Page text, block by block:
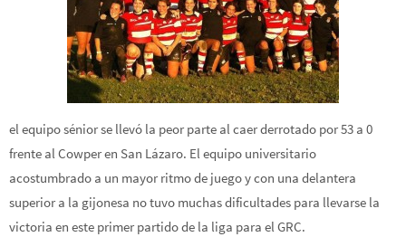
el equipo sénior se llevó la peor parte al caer derrotado por 53 a 0
frente al Cowper en San Lázaro. El equipo universitario
acostumbrado a un mayor ritmo de juego y con una delantera
superior a la gijonesa no tuvo muchas dificultades para llevarse la
victoria en este primer partido de la liga para el GRC.